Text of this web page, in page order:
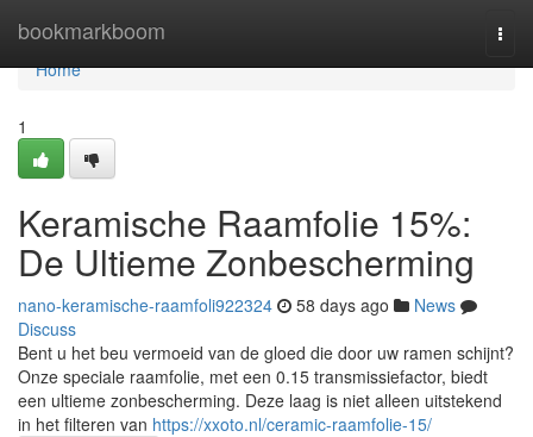
bookmarkboom
Home
Home
1
Keramische Raamfolie 15%:
De Ultieme Zonbescherming
nano-keramische-raamfoli922324 58 days ago
News
Discuss
Bent u het beu vermoeid van de gloed die door uw ramen schijnt?
Onze speciale raamfolie, met een 0.15 transmissiefactor, biedt
een ultieme zonbescherming. Deze laag is niet alleen uitstekend
in het filteren van https://xxoto.nl/ceramic-raamfolie-15/